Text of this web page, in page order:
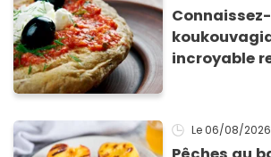
incroyable
Le 06/08/2026